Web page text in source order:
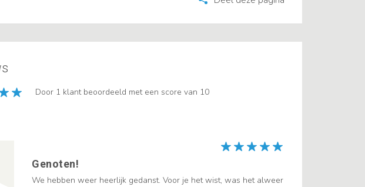
Door 1 klant beoordeeld met een score van 10
Genoten!
We hebben weer heerlijk gedanst. Voor je het wist, was het alweer